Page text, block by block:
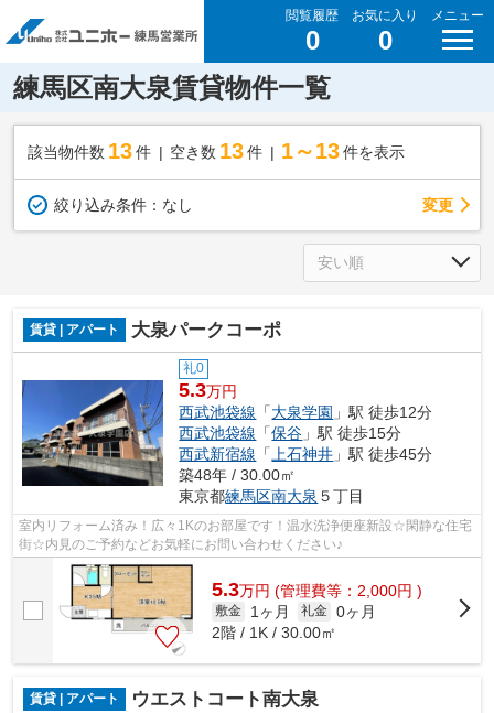
閲覧履歴
0
お気に入り
0
メニュー
練馬区南大泉賃貸物件一覧
該当物件数 13件 空き数 13 件 1～13 件を表示
絞り込み条件： なし 変更
賃貸 | アパート 大泉パークコーポ
礼0
5.3万円
西武池袋線 「大泉学園 」駅 徒歩12分
西武池袋線 「保谷 」駅 徒歩15分
西武新宿線 「上石神井 」駅 徒歩45分
築48年 / 30.00㎡
東京都練馬区南大泉 ５丁目
室内リフォーム済み！広々1Kのお部屋です！温水洗浄便座新設☆閑静な住宅
街☆内見のご予約などお気軽にお問い合わせください♪
5.3万円 (管理費等：2,000円 )
敷金 1ヶ月 礼金 0ヶ月
2階 / 1K / 30.00㎡
賃貸 | アパート ウエストコート南大泉